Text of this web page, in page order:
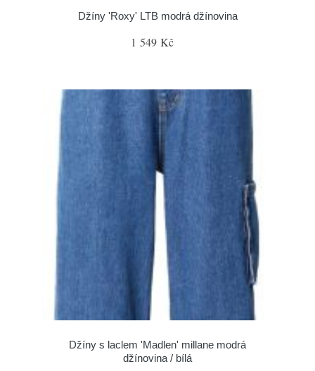
Džíny 'Roxy' LTB modrá džínovina
1 549 Kč
Džíny s laclem 'Madlen' millane modrá
džínovina / bílá